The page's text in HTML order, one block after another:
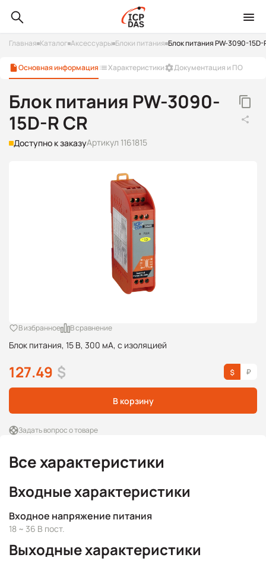
Главная Каталог Аксессуары Блоки питания Блок питания PW-3090-15D-
Основная информация Характеристики Документация и ПО
Блок питания PW-3090-
15D-R CR
Доступно к заказуАртикул 1161815
Блок питания, 15 В, 300 мА, с изоляцией
В избранное В сравнение
127.49 $
В корзину
Задать вопрос о товаре
Все характеристики
Входные характеристики
Входное напряжение питания
18 ~ 36 В пост.
Выходные характеристики